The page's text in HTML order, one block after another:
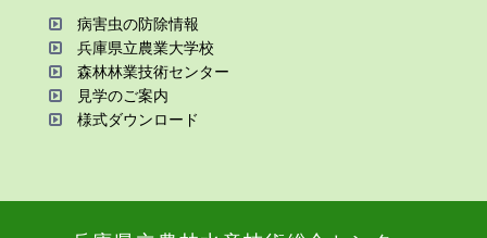
病害⾍の防除情報
兵庫県⽴農業⼤学校
森林林業技術センター
⾒学のご案内
様式ダウンロード